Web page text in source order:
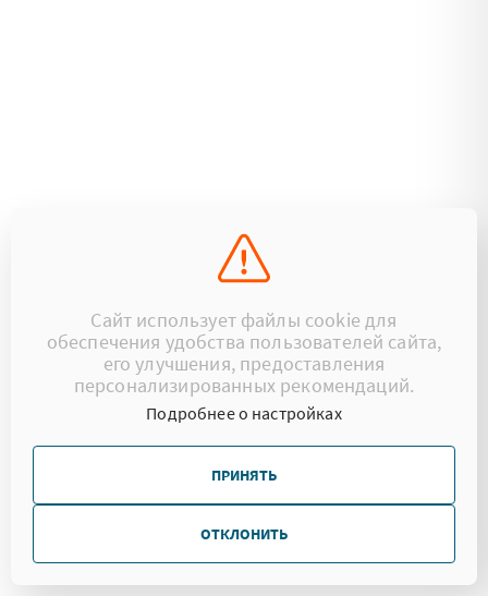
Сайт использует файлы cookie для
обеспечения удобства пользователей сайта,
его улучшения, предоставления
персонализированных рекомендаций.
Подробнее о настройках
ПРИНЯТЬ
ОТКЛОНИТЬ